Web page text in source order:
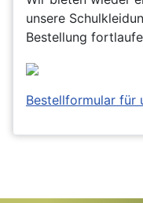
unsere
Bestellung
Bestellformular für